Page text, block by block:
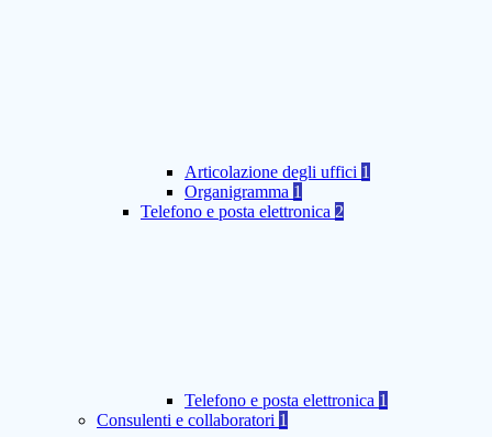
Articolazione degli uffici 1
Organigramma 1
Telefono e posta elettronica 2
Telefono e posta elettronica 1
Consulenti e collaboratori 1